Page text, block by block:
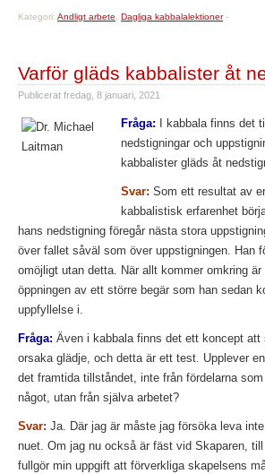
Kategori: Andligt arbete, Dagliga kabbalalektioner-
Varför gläds kabbalister åt
Publicerat fredag, 8 januari, 2021
Fråga: I kabbala finns det
nedstigningar och
kabbalister gläds åt
Svar: Som ett resultat av
kabbalistisk erfarenhet
hans nedstigning föregår nästa stora
över fallet såväl som över uppstigningen. Han
omöjligt utan detta. När allt kommer omkring
öppningen av ett större begär som han sedan
uppfyllelse i.
Fråga: Även i kabbala finns det ett koncept att
orsaka glädje, och detta är ett test. Upplever
det framtida tillståndet, inte från fördelarna
något, utan från själva arbetet?
Svar: Ja. Där jag är måste jag försöka leva
nuet. Om jag nu också är fäst vid Skaparen,
fullgör min uppgift att förverkliga skapelsens